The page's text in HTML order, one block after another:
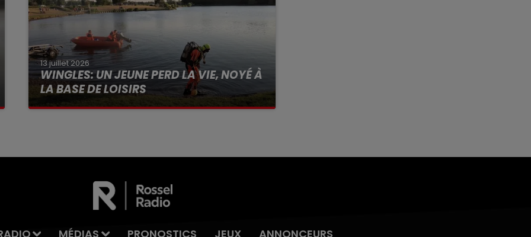
13 juillet 2026
WINGLES: UN JEUNE PERD LA VIE, NOYÉ À
LA BASE DE LOISIRS
La victime a coulé à pic
MÉDIAS PRONOSTICS JEUX ANNONCEURS